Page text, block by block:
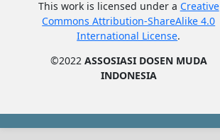
This work is licensed under a Creative
Commons Attribution-ShareAlike 4.0
International License.
©2022 ASSOSIASI DOSEN MUDA
INDONESIA